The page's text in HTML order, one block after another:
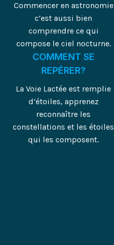
Commencer en astronomie
c’est aussi bien
comprendre ce qui
compose le ciel nocturne.
COMMENT SE
REPÉRER?
La Voie Lactée est remplie
d’étoiles, apprenez
reconnaître les
constellations et les étoiles
qui les composent.